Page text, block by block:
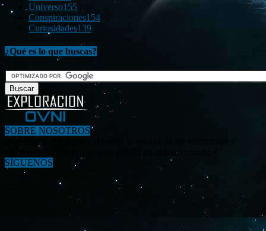
Universo155
Conspiraciones154
Curiosidades139
¿Qué es lo que buscas?
SOBRE NOSOTROS
enigmas relacionados al tema OVNI en nuestro mundo.»
SÍGUENOS